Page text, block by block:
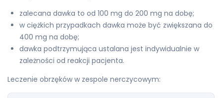
zalecana dawka to od 100 mg do 200 mg na dobę;
w ciężkich przypadkach dawka może być zwiększana do
400 mg na dobę;
dawka podtrzymująca ustalana jest indywidualnie w
zależności od reakcji pacjenta.
Leczenie obrzęków w zespole nerczycowym: